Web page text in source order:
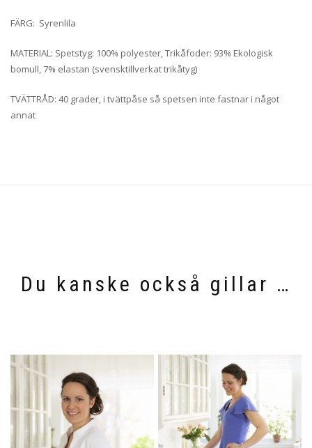
FÄRG: Syrenlila
MATERIAL: Spetstyg: 100% polyester, Trikåfoder: 93% Ekologisk
bomull, 7% elastan (svensktillverkat trikåtyg)
TVÄTTRÅD: 40 grader, i tvättpåse så spetsen inte fastnar i något
annat
Du kanske också gillar …